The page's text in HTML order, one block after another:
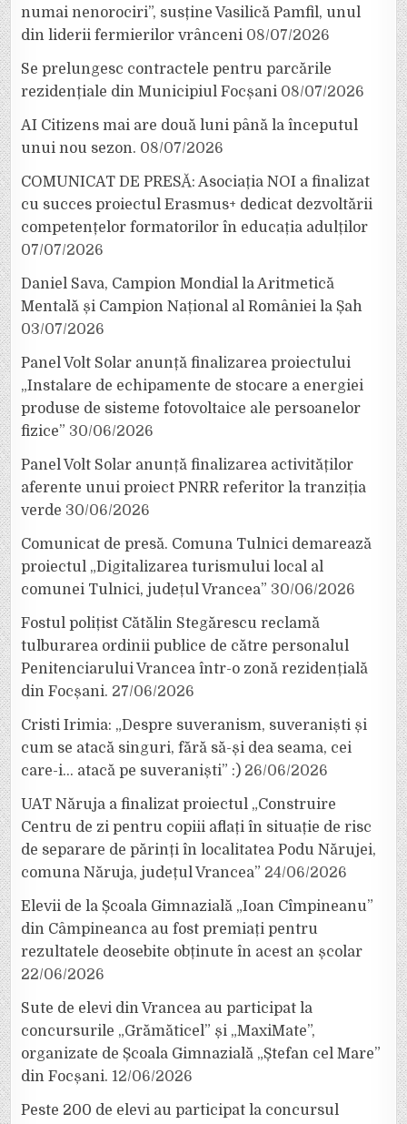
numai nenorociri”, susține Vasilică Pamfil, unul
din liderii fermierilor vrânceni 08/07/2026
Se prelungesc contractele pentru parcările
rezidențiale din Municipiul Focșani 08/07/2026
AI Citizens mai are două luni până la începutul
unui nou sezon. 08/07/2026
COMUNICAT DE PRESĂ: Asociația NOI a finalizat
cu succes proiectul Erasmus+ dedicat dezvoltării
competențelor formatorilor în educația adulților
07/07/2026
Daniel Sava, Campion Mondial la Aritmetică
Mentală și Campion Național al României la Șah
03/07/2026
Panel Volt Solar anunță finalizarea proiectului
„Instalare de echipamente de stocare a energiei
produse de sisteme fotovoltaice ale persoanelor
fizice” 30/06/2026
Panel Volt Solar anunță finalizarea activităților
aferente unui proiect PNRR referitor la tranziția
verde 30/06/2026
Comunicat de presă. Comuna Tulnici demarează
proiectul „Digitalizarea turismului local al
comunei Tulnici, județul Vrancea” 30/06/2026
Fostul polițist Cătălin Stegărescu reclamă
tulburarea ordinii publice de către personalul
Penitenciarului Vrancea într-o zonă rezidențială
din Focșani. 27/06/2026
Cristi Irimia: „Despre suveranism, suveraniști și
cum se atacă singuri, fără să-și dea seama, cei
care-i… atacă pe suveraniști” :) 26/06/2026
UAT Năruja a finalizat proiectul „Construire
Centru de zi pentru copiii aflați în situație de risc
de separare de părinți în localitatea Podu Nărujei,
comuna Năruja, județul Vrancea” 24/06/2026
Elevii de la Școala Gimnazială „Ioan Cîmpineanu”
din Câmpineanca au fost premiați pentru
rezultatele deosebite obținute în acest an școlar
22/06/2026
Sute de elevi din Vrancea au participat la
concursurile „Grămăticel” și „MaxiMate”,
organizate de Școala Gimnazială „Ștefan cel Mare”
din Focșani. 12/06/2026
Peste 200 de elevi au participat la concursul